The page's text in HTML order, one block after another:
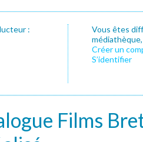
:
Vous êtes
Créer un
S’identifier
Films